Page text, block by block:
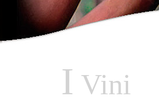
I Vini